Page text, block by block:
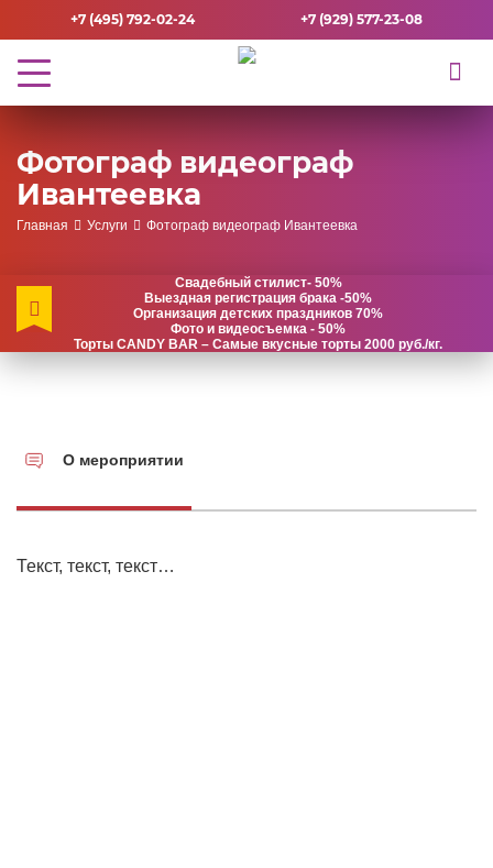
+7 (495) 792-02-24 +7 (929) 577-23-08
Фотограф видеограф
Ивантеевка
Главная Услуги Фотограф видеограф Ивантеевка
Свадебный стилист- 50%
Выездная регистрация брака -50%
Организация детских праздников 70%
Фото и видеосъемка - 50%
Торты CANDY BAR – Самые вкусные торты 2000 руб./кг.
О мероприятии
Текст, текст, текст…